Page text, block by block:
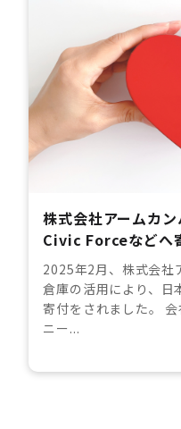
株式会社アームカ
Civic Forceなどへ
2025年2月、株式会社
倉庫の活用により、
寄付をされました。
ニー...